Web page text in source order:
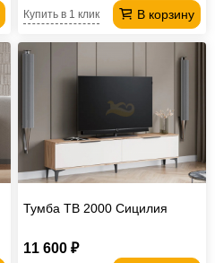
В корзину
Купить в 1 клик
Тумба ТВ 2000 Сицилия
11 600 ₽